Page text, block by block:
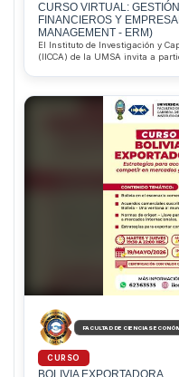
CURSO VIRTUAL:
FINANCIEROS Y
MANAGEMENT - ERM)
El Instituto de Investigación y
(IICCA) de la UMSA invita a
riesgos corporativos bajo
descuentos del 10% para
Económicas y Financieras y del
Carrera de Administración de
WhatsApp 62363535.
FACULTAD DE CIENCIAS
CURSO
BOLIVIA EXPORTADORA